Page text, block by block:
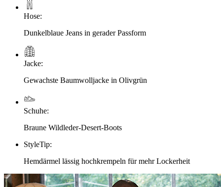
Hose:
Dunkelblaue Jeans in gerader Passform
Jacke:
Gewachste Baumwolljacke in Olivgrün
Schuhe:
Braune Wildleder-Desert-Boots
StyleTip:
Hemdärmel lässig hochkrempeln für mehr Lockerheit